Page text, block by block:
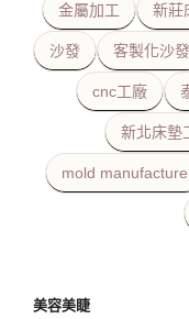
金屬加工 新莊
沙發 客製化沙發
cnc工廠
新北床墊
mold manufacture
美容美睫